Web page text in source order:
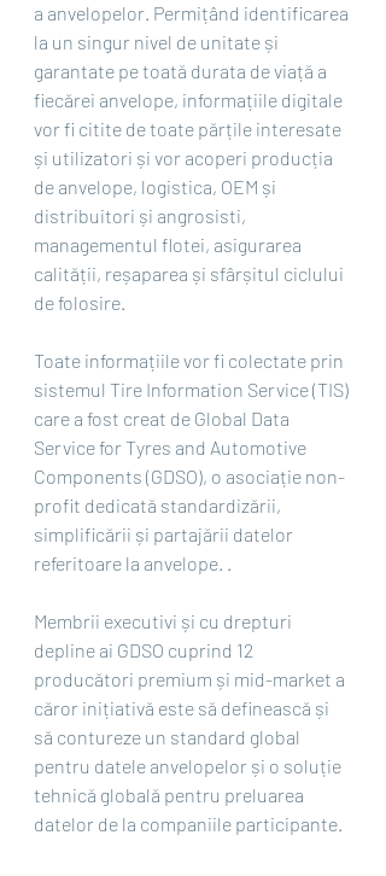
a anvelopelor. Permițând identificarea
la un singur nivel de unitate și
garantate pe toată durata de viață a
fiecărei anvelope, informațiile digitale
vor fi citite de toate părțile interesate
și utilizatori și vor acoperi producția
de anvelope, logistica, OEM și
distribuitori și angrosisti,
managementul flotei, asigurarea
calității, reșaparea și sfârșitul ciclului
de folosire.
Toate informațiile vor fi colectate prin
sistemul Tire Information Service (TIS)
care a fost creat de Global Data
Service for Tyres and Automotive
Components (GDSO), o asociație non-
profit dedicată standardizării,
simplificării și partajării datelor
referitoare la anvelope. .
Membrii executivi și cu drepturi
depline ai GDSO cuprind 12
producători premium și mid-market a
căror inițiativă este să definească și
să contureze un standard global
pentru datele anvelopelor și o soluție
tehnică globală pentru preluarea
datelor de la companiile participante.